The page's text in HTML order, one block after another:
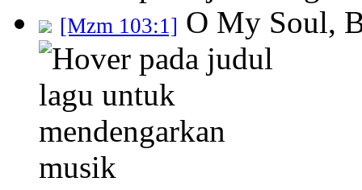
[Mzm 103:1] O My Soul,